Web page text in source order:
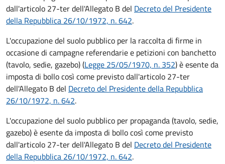
dall'articolo 27-ter dell'Allegato B del Decreto del Presidente
della Repubblica 26/10/1972, n. 642.
L'occupazione del suolo pubblico per la raccolta di firme in
occasione di campagne referendarie e petizioni con banchetto
(tavolo, sedie, gazebo) (Legge 25/05/1970, n. 352) è esente da
imposta di bollo così come previsto dall'articolo 27-ter
dell'Allegato B del Decreto del Presidente della Repubblica
26/10/1972, n. 642.
L'occupazione del suolo pubblico per propaganda (tavolo, sedie,
gazebo) è esente da imposta di bollo così come previsto
dall'articolo 27-ter dell'Allegato B del Decreto del Presidente
della Repubblica 26/10/1972, n. 642.